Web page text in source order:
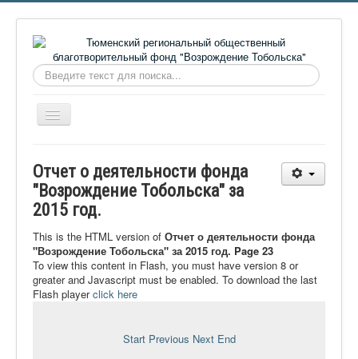
Искать...
Включить/
выключить
О фонде
Онлайн библиотека
Видеоматериалы
Контакты
Сайт проекта Достоевский
Отчет о деятельности фонда
"Возрождение Тобольска" за
2015 год.
This is the HTML version of Отчет о деятельности фонда
"Возрождение Тобольска" за 2015 год. Page 23
To view this content in Flash, you must have version 8 or
greater and Javascript must be enabled. To download the last
Flash playerclick here
Start Previous Next End